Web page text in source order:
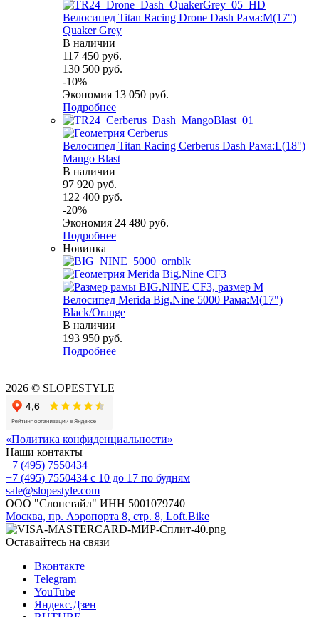
Велосипед Titan Racing Drone Dash Рама:M(17")
Quaker Grey
В наличии
117 450 руб.
130 500 руб.
-10%
Экономия 13 050 руб.
Подробнее
Велосипед Titan Racing Cerberus Dash Рама:L(18")
Mango Blast
В наличии
97 920 руб.
122 400 руб.
-20%
Экономия 24 480 руб.
Подробнее
Новинка
Велосипед Merida Big.Nine 5000 Рама:M(17")
Black/Orange
В наличии
193 950 руб.
Подробнее
2026 © SLOPESTYLE
«Политика конфиденциальности»
Наши контакты
+7 (495) 7550434
+7 (495) 7550434 с 10 до 17 по будням
sale@slopestyle.com
ООО "Слопстайл" ИНН 5001079740
Москва, пр. Аэропорта 8, стр. 8, Loft.Bike
Оставайтесь на связи
Вконтакте
Telegram
YouTube
Яндекс.Дзен